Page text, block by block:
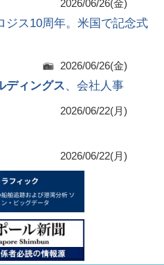
2026/06/26(金)
ジス10周年。米国で記念式
2026/06/26(金)
ディングス、会社人事
2026/06/22(月)
2026/06/22(月)